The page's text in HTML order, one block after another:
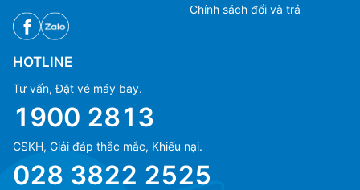
Chính sách đổi và trả
HOTLINE
Tư vấn, Đặt vé máy bay.
1900 2813
CSKH, Giải đáp thắc mắc, Khiếu nại.
028 3822 2525
(+84) 70 854 1213